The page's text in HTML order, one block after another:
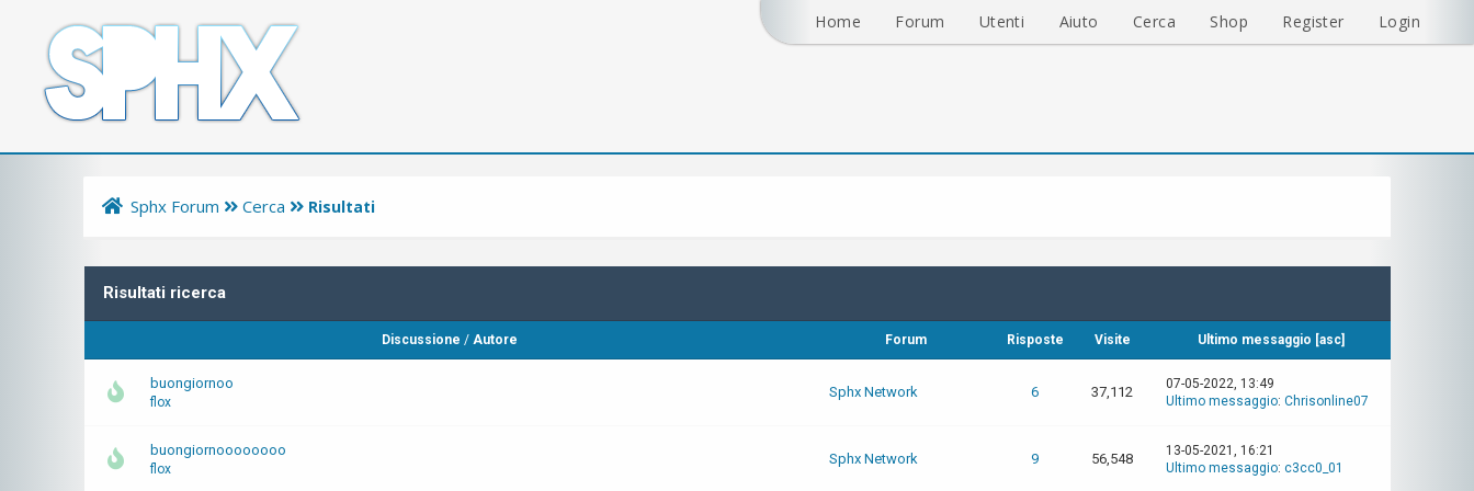
Home Forum Utenti Aiuto Cerca Shop Register Login
Sphx Forum Cerca Risultati
Risultati ricerca
Discussione / Autore Forum Risposte Visite Ultimo messaggio [asc]
buongiornoo
flox
Sphx Network 6 37,112
07-05-2022, 13:49
Ultimo messaggio: Chrisonline07
buongiornoooooooo
flox
Sphx Network 9 56,548
13-05-2021, 16:21
Ultimo messaggio: c3cc0_01